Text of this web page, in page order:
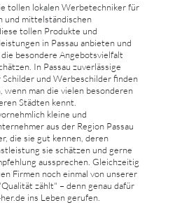
tollen lokalen Werbetechniker für
und mittelständischen
tollen Produkte und
in Passau anbieten und
besondere Angebotsvielfalt
In Passau zuverlässige
und Werbeschilder finden
wenn man die vielen besonderen
Städten kennt.
kleine und
aus der Region Passau
die sie gut kennen, deren
sie schätzen und gerne
aussprechen. Gleichzeitig
Firmen noch einmal von unserer
zählt" – denn genau dafür
ins Leben gerufen.